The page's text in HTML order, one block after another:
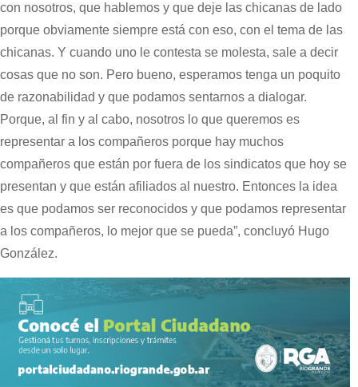
con nosotros, que hablemos y que deje las chicanas de lado
porque obviamente siempre está con eso, con el tema de las
chicanas. Y cuando uno le contesta se molesta, sale a decir
cosas que no son. Pero bueno, esperamos tenga un poquito
de razonabilidad y que podamos sentarnos a dialogar.
Porque, al fin y al cabo, nosotros lo que queremos es
representar a los compañeros porque hay muchos
compañeros que están por fuera de los sindicatos que hoy se
presentan y que están afiliados al nuestro. Entonces la idea
es que podamos ser reconocidos y que podamos representar
a los compañeros, lo mejor que se pueda”, concluyó Hugo
González.